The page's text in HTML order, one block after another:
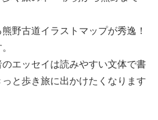
野古道イラストマップが秀逸！
エッセイは読みやすい文体で書
と歩き旅に出かけたくなります